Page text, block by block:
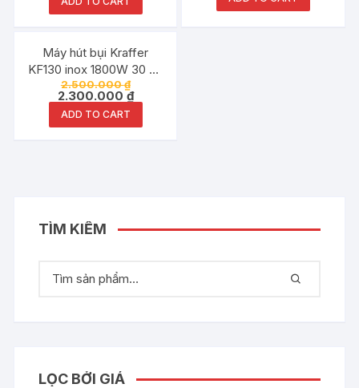
Đang ưu đãi!
Máy hút bụi Kraffer
KF130 inox 1800W 30 Lit
chính hãng
2.500.000₫
2.300.000₫
ADD TO CART
TÌM KIẾM
LỌC BỞI GIÁ